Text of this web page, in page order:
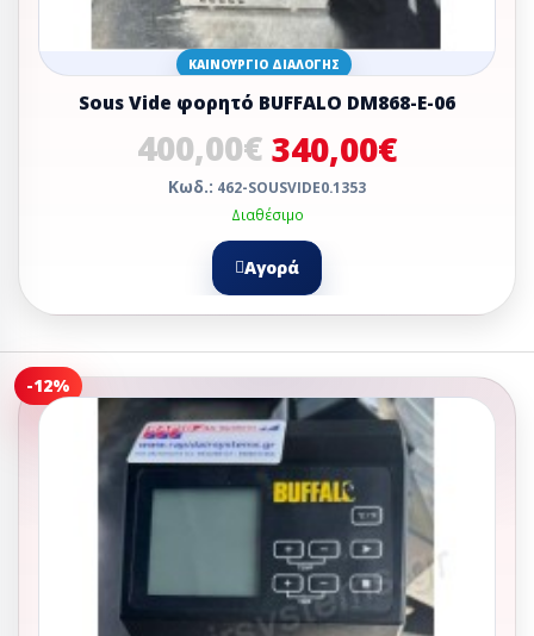
ΚΑΙΝΟΎΡΓΙΟ ΔΙΑΛΟΓΉΣ
Sous Vide φορητό BUFFALO DM868-Ε-06
400,00€ 340,00€
Κωδ.: 462-SOUSVIDE0.1353
Διαθέσιμο
Αγορά
-12%